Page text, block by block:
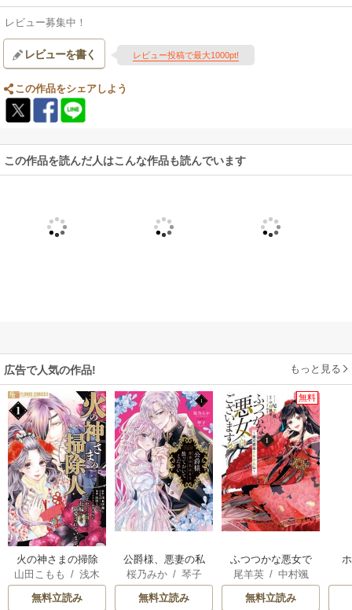
レビュー募集中！
レビューを書く レビュー投稿で最大1000pt!
この作品をシェアしよう
この作品を読んだ人はこんな作品も読んでいます
広告で人気の作品! もっと見る
火の神さまの掃除
人ですが、いつの
間にか花嫁として
溺愛されています
山田こもも /浅木
伊都/SNC
無料立読み
公爵様、悪妻の私
はもう放っておい
てください
桜乃みか/ 琴子
無料立読み
無料
ふつつかな悪女で
はございますが ～
雛宮蝶鼠とりかえ
伝～
尾羊英/ 中村颯
希/ゆき哉
無料立読み